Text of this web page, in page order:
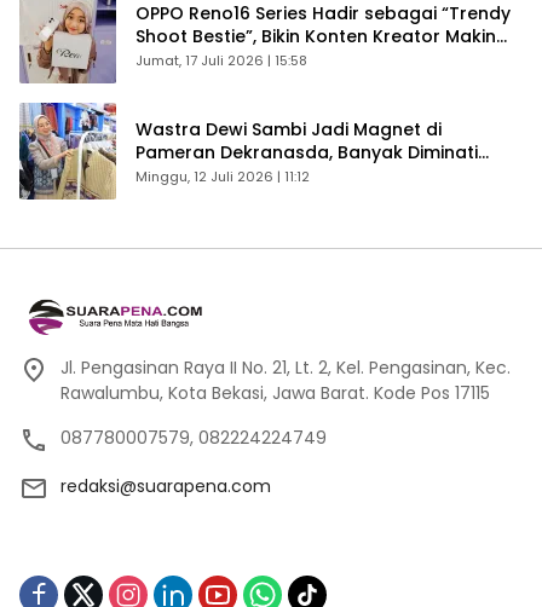
OPPO Reno16 Series Hadir sebagai “Trendy
Shoot Bestie”, Bikin Konten Kreator Makin
Betah
Jumat, 17 Juli 2026 | 15:58
Wastra Dewi Sambi Jadi Magnet di
Pameran Dekranasda, Banyak Diminati
Pengunjung
Minggu, 12 Juli 2026 | 11:12
Jl. Pengasinan Raya II No. 21, Lt. 2, Kel. Pengasinan, Kec.
Rawalumbu, Kota Bekasi, Jawa Barat. Kode Pos 17115
087780007579, 082224224749
redaksi@suarapena.com